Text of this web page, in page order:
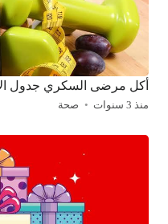
أكل مرضى السكري جدول
منذ 3 سنوات صحة